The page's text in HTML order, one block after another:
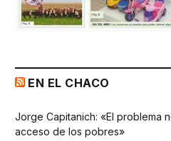
EN EL CHACO
Jorge Capitanich: «El problema
acceso de los pobres»